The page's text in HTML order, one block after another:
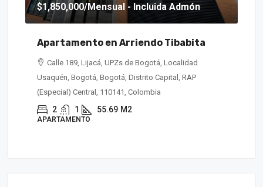
$1,850,000/Mensual - Incluida Admón
Apartamento en Arriendo Tibabita
Calle 189, Lijacá, UPZs de Bogotá, Localidad
Usaquén, Bogotá, Bogotá, Distrito Capital, RAP
(Especial) Central, 110141, Colombia
2 1 55.69 M2
APARTAMENTO